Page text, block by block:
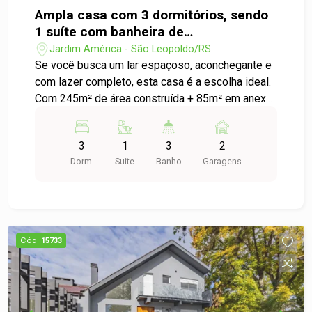
Ampla casa com 3 dormitórios, sendo
1 suíte com banheira de
hidromassagem, piscina e espaço
gourmet em Terreno de 720m
Jardim América - São Leopoldo/RS
Se você busca um lar espaçoso, aconchegante e
com lazer completo, esta casa é a escolha ideal.
Com 245m² de área construída + 85m² em anexo
conforto, funcionalidade e qualidade de vida que
a sua família merece. Sala de estar e jantar
aconchegante, com lareira para os dias frios;
Escritório, perfeito para home office; Área de
serviço espaçosa e bem ventilada; Água quente e
energia solar, garantindo economia e
sustentabilidade. A área externa é um verdadeiro
convite para momentos inesquecíveis: Piscina
3
Dorm.
1
Suite
3
Banho
2
Garagens
Cód. 15733